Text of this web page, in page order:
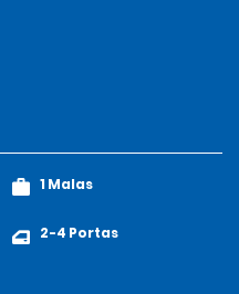
1 Malas
2-4 Portas